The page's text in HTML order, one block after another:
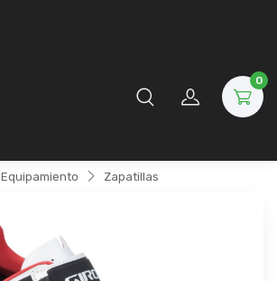
0
Equipamiento Zapatillas